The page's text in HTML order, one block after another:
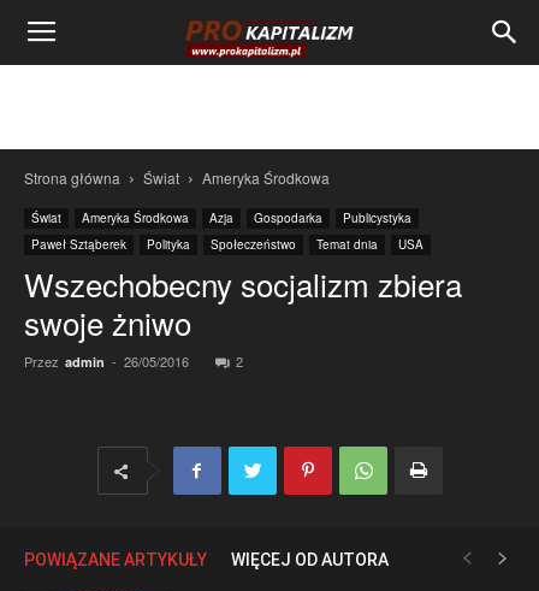
Strona główna Świat Ameryka Środkowa
Świat Ameryka Środkowa Azja Gospodarka
Publicystyka
Paweł Sztąberek
Polityka Społeczeństwo Temat dnia USA
Wszechobecny socjalizm zbiera
swoje żniwo
Przez admin - 26/05/2016 2
POWIĄZANE ARTYKUŁY WIĘCEJ OD AUTORA